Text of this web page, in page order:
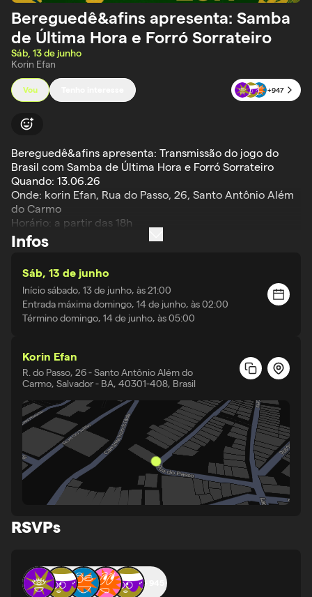
Bereguedê&afins apresenta: Samba
de Última Hora e Forró Sorrateiro
Sáb, 13 de junho
Korin Efan
Vou +947
Bereguedê&afins apresenta: Transmissão do jogo do
Brasil com Samba de Última Hora e Forró Sorrateiro
Quando: 13.06.26
Onde: korin Efan, Rua do Passo, 26, Santo Antônio Além
do Carmo
Horário: a partir das 18h
Tela de 150 polegadas para transmissão do jogo do
Brasil 💚💛
Infos
Sáb, 13 de junho
Iníciosábado, 13 de junho, às 21:00
Entrada máxima domingo, 14 de junho, às 02:00
Términodomingo, 14 de junho, às 05:00
Korin Efan
R. do Passo, 26 - Santo Antônio Além do
Carmo, Salvador - BA, 40301-408, Brasil
RSVPs
+